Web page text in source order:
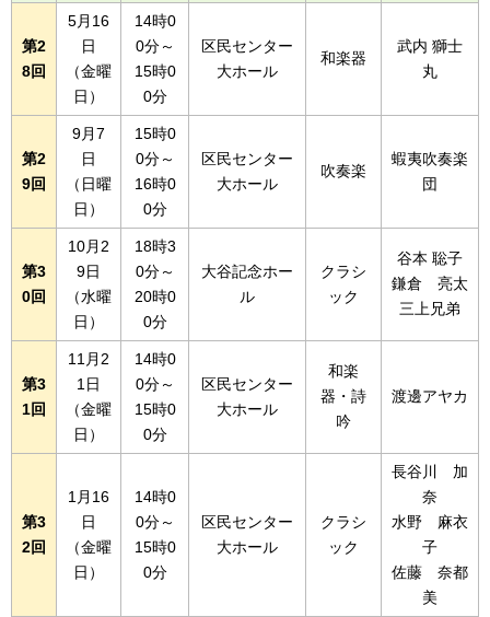
第2
8回
5月16
日
（金曜
日）
14時0
0分～
15時0
0分
区民センター
大ホール
和楽器
武内 獅士
丸
第2
9回
9月7
日
（日曜
日）
15時0
0分～
16時0
0分
区民センター
大ホール
吹奏楽
蝦夷吹奏楽
団
第3
0回
10月2
9日
（水曜
日）
18時3
0分～
20時0
0分
大谷記念ホー
ル
クラシ
ック
谷本 聡子
鎌倉 亮太
三上兄弟
第3
1回
11月2
1日
（金曜
日）
14時0
0分～
15時0
0分
区民センター
大ホール
和楽
器・詩
吟
渡邊アヤカ
第3
2回
1月16
日
（金曜
日）
14時0
0分～
15時0
0分
区民センター
大ホール
クラシ
ック
長谷川 加
奈
水野 麻衣
子
佐藤 奈都
美